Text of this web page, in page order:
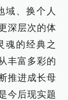
域、换个人
深层次的体
魂的经典之
丰富多彩的
推进成长母
今后现实题